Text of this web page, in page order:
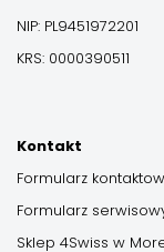
NIP: PL9451972201
KRS: 0000390511
Kontakt
Formularz
Formularz
Sklep 4Swiss w